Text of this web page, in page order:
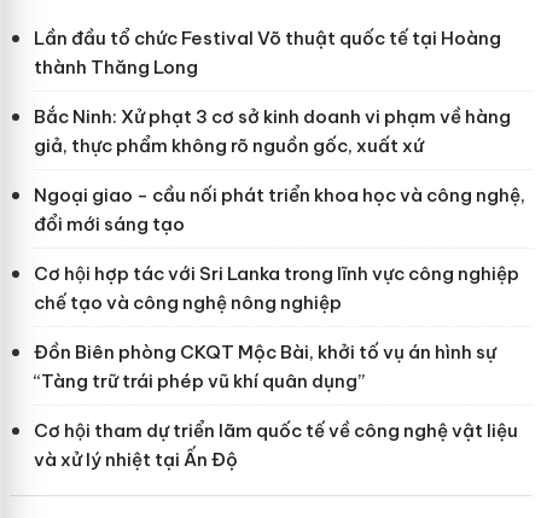
Lần đầu tổ chức Festival Võ thuật quốc tế tại Hoàng
thành Thăng Long
Bắc Ninh: Xử phạt 3 cơ sở kinh doanh vi phạm về hàng
giả, thực phẩm không rõ nguồn gốc, xuất xứ
Ngoại giao - cầu nối phát triển khoa học và công nghệ,
đổi mới sáng tạo
Cơ hội hợp tác với Sri Lanka trong lĩnh vực công nghiệp
chế tạo và công nghệ nông nghiệp
Đồn Biên phòng CKQT Mộc Bài, khởi tố vụ án hình sự
“Tàng trữ trái phép vũ khí quân dụng”
Cơ hội tham dự triển lãm quốc tế về công nghệ vật liệu
và xử lý nhiệt tại Ấn Độ